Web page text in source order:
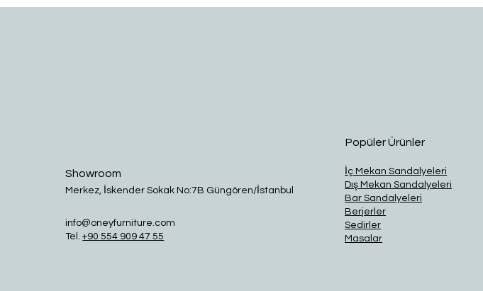
Showroom
Merkez, İskender Sokak No:7B Güngören/İstanbul
info@oneyfurniture.com
Tel.+90 554 909 47 55
Popüler Ürünler
İç Mekan Sandalyeleri
Dış Mekan Sandalyeleri
Bar Sandalyeleri
Berjerler
Sedirler
Masalar